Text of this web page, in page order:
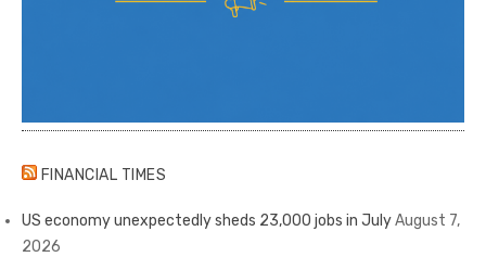
FINANCIAL TIMES
US economy unexpectedly sheds 23,000 jobs in JulyAugust 7,
2026